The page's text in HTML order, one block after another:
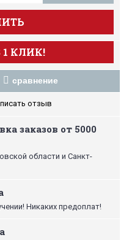
КЛИК!
сравнение
отзыв
заказов от 5000
области и Санкт-
Никаких предоплат!